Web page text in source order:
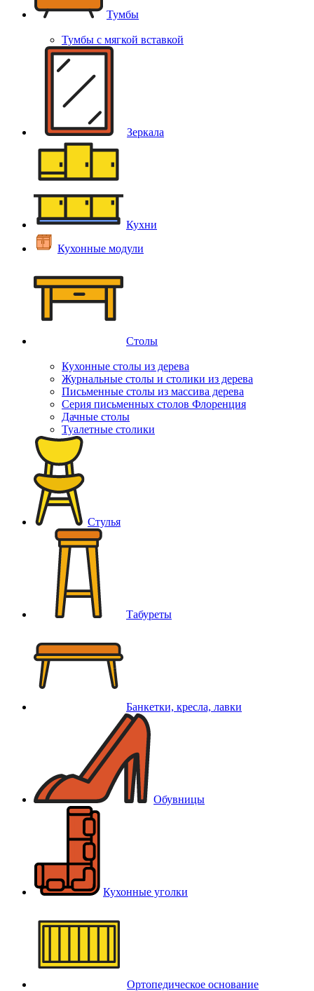
Тумбы
Тумбы с мягкой вставкой
Зеркала
Кухни
Кухонные модули
Столы
Кухонные столы из дерева
Журнальные столы и столики из дерева
Письменные столы из массива дерева
Серия письменных столов Флоренция
Дачные столы
Туалетные столики
Стулья
Табуреты
Банкетки, кресла, лавки
Обувницы
Кухонные уголки
Ортопедическое основание